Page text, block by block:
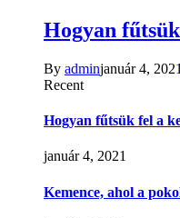
Hogyan
By adminjanuár 4, 2021
Recent
Hogyan fűtsük fel a
január 4, 2021
Kemence, ahol a